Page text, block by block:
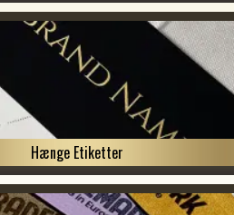
Hænge Etiketter